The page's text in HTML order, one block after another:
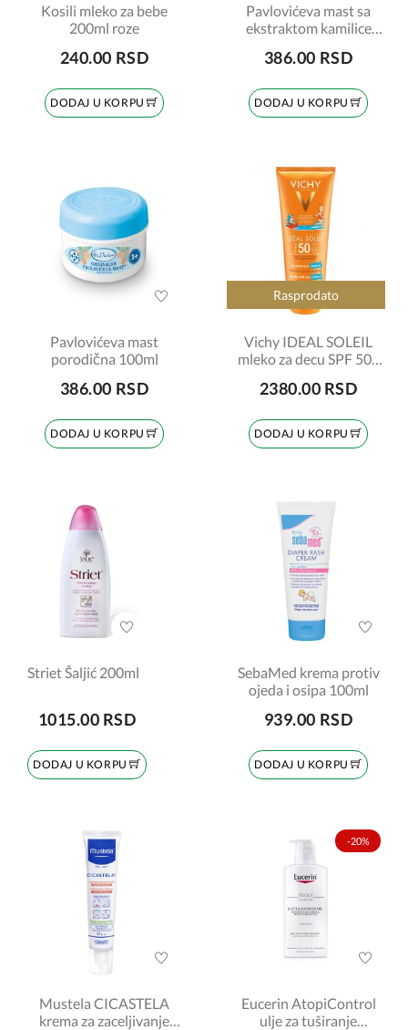
Kosili mleko za bebe
200ml roze
240.00 RSD
DODAJ U KORPU
Pavlovićeva mast sa
ekstraktom kamilice
386.00 RSD
DODAJ U KORPU
Pavlovićeva mast
porodična 100ml
386.00 RSD
DODAJ U KORPU
Rasprodato
Vichy IDEAL SOLEIL
mleko za decu SPF 50+
2380.00 RSD
DODAJ U KORPU
Striet Šaljić 200ml
1015.00 RSD
DODAJ U KORPU
SebaMed krema protiv
ojeda i osipa 100ml
939.00 RSD
DODAJ U KORPU
Mustela CICASTELA
krema za zaceljivanje
-20%
Eucerin AtopiControl
ulje za tuširanje